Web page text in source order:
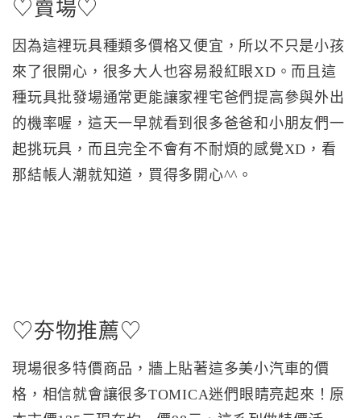
♡賣場♡
因為這裡玩具種類多價格又便宜，所以不只是小孩
來了很開心，很多大人也容易殺紅眼XD。而且這
種玩具批發場通常更能讓家裡宅爸們提高參與外出
的機率喔，這天一早就看到很多爸爸和小朋友們一
起挑玩具，而且完全不會有不耐煩的感覺XD，看
那結帳人潮就知道，買得多開心^^。
♡夯物推薦♡
現場很多特價商品，牆上貼著這多美小汽車的價
格，相信就會讓很多TOMICA迷們眼睛亮起來！原